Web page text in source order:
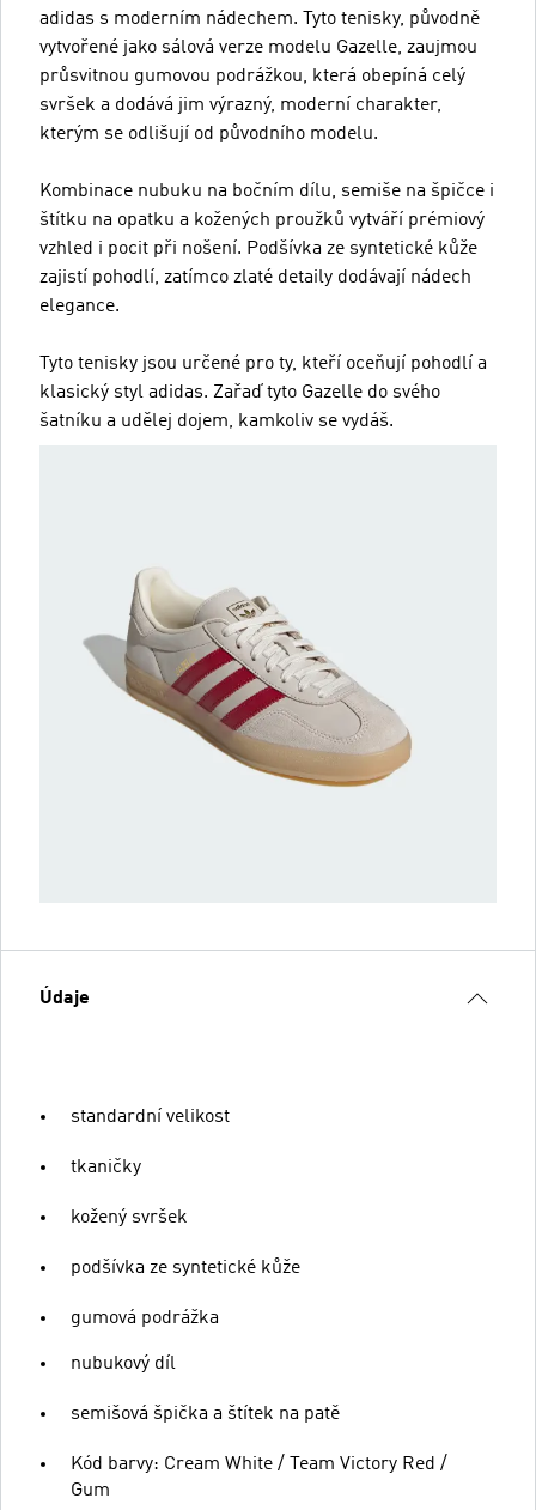
adidas s moderním nádechem. Tyto tenisky, původně
vytvořené jako sálová verze modelu Gazelle, zaujmou
průsvitnou gumovou podrážkou, která obepíná celý
svršek a dodává jim výrazný, moderní charakter,
kterým se odlišují od původního modelu.
Kombinace nubuku na bočním dílu, semiše na špičce i
štítku na opatku a kožených proužků vytváří prémiový
vzhled i pocit při nošení. Podšívka ze syntetické kůže
zajistí pohodlí, zatímco zlaté detaily dodávají nádech
elegance.
Tyto tenisky jsou určené pro ty, kteří oceňují pohodlí a
klasický styl adidas. Zařaď tyto Gazelle do svého
šatníku a udělej dojem, kamkoliv se vydáš.
Údaje
standardní velikost
tkaničky
kožený svršek
podšívka ze syntetické kůže
gumová podrážka
nubukový díl
semišová špička a štítek na patě
Kód barvy: Cream White / Team Victory Red /
Gum